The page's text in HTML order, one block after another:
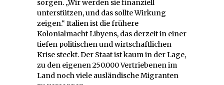
sorgen. „Wir werden sie finanziell
unterstützen, und das sollte Wirkung
zeigen.“ Italienist die frühere
Kolonialmacht Libyens, das derzeit in einer
tiefen politischen und wirtschaftlichen
Krise steckt. Der Staat ist kaum in der Lage,
zu den eigenen 250.000 Vertriebenen im
Land noch viele ausländische Migranten